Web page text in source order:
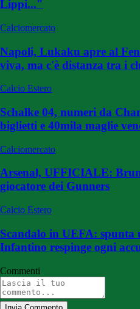
Lippi..."
Calciomercato
Napoli, Lukaku apre al
viva, ma c'è distanza tra i
Calcio Estero
Schalke 04, numeri da
biglietti e 40mila maglie
Calciomercato
Arsenal, UFFICIALE:
giocatore dei Gunners
Calcio Estero
Scandalo in UEFA: spunta
Infantino respinge ogni
Commenti